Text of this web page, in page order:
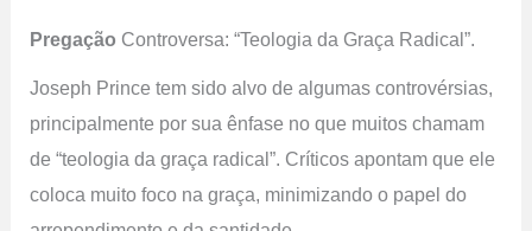
Pregação Controversa: “Teologia da Graça Radical”.
Joseph Prince tem sido alvo de algumas controvérsias,
principalmente por sua ênfase no que muitos chamam
de “teologia da graça radical”. Críticos apontam que ele
coloca muito foco na graça, minimizando o papel do